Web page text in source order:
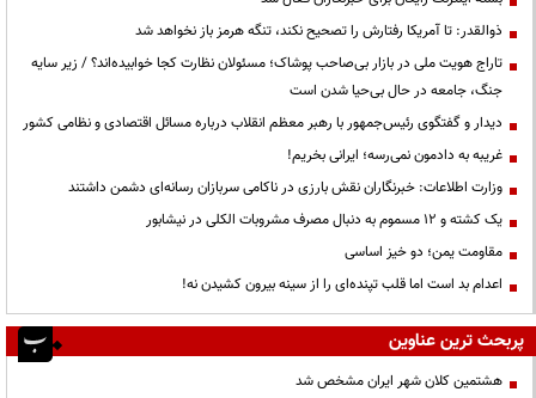
ذوالقدر: تا آمریکا رفتارش را تصحیح نکند، تنگه هرمز باز نخواهد شد
تاراج هویت ملی در بازار بی‌صاحب پوشاک؛ مسئولان نظارت کجا خوابیده‌اند؟ / زیر سایه
جنگ، جامعه در حال بی‌حیا شدن است
دیدار و گفتگوی رئیس‌جمهور با رهبر معظم انقلاب درباره مسائل اقتصادی و نظامی کشور
غریبه به دادمون نمی‌رسه؛ ایرانی بخریم!
وزارت اطلاعات: خبرنگاران نقش بارزی در ناکامی سربازان رسانه‌ای دشمن داشتند
یک کشته و ۱۲ مسموم به دنبال مصرف مشروبات الکلی در نیشابور
مقاومت یمن؛ دو خیز اساسی
اعدام بد است اما قلب تپنده‌ای را از سینه بیرون کشیدن نه!
پربحث ترین عناوین
هشتمین کلان شهر ایران مشخص شد